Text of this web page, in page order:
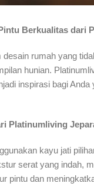
Berkualitas dari
desain rumah yang
hunian.
inspirasi bagi
Platinumliving
kayu jati
serat yang indah,
pintu dan